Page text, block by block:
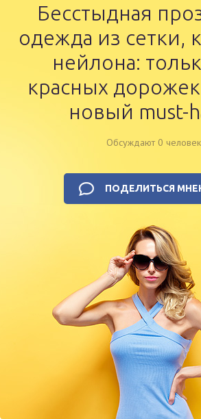
Бесстыдная
одежда из сетки,
нейлона:
красных
новый must-
Обсуждают 0 человек
ПОДЕЛИТЬСЯ